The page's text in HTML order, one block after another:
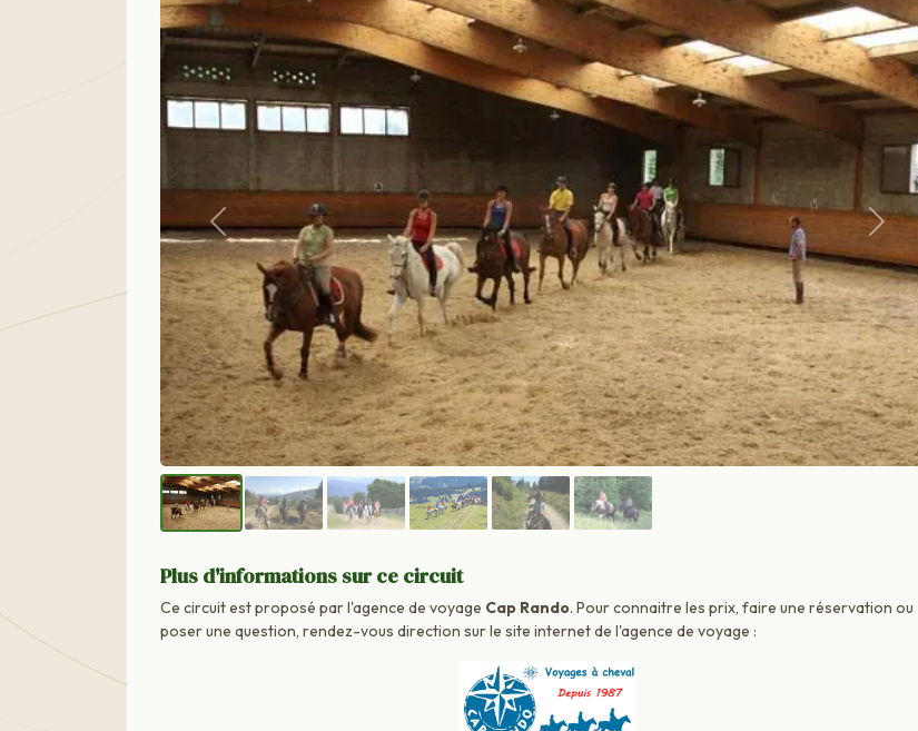
Précédent Suivant
Plus d'informations sur ce circuit
Ce circuit est proposé par l'agence de voyage Cap Rando. Pour connaitre les prix, faire une réservation ou
poser une question, rendez-vous direction sur le site internet de l'agence de voyage :